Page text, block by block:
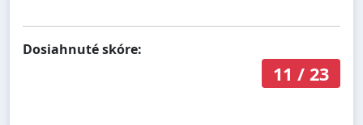
Dosiahnuté skóre:
11 / 23